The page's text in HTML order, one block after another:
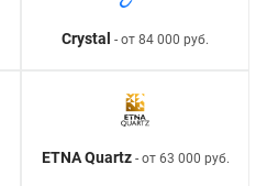
Crystal - от 84 000 руб.
ETNA Quartz- от 63 000 руб.